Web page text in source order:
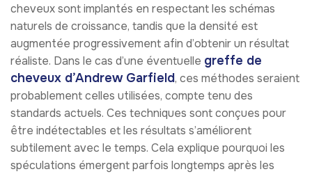
cheveux sont implantés en respectant les schémas
naturels de croissance, tandis que la densité est
augmentée progressivement afin d’obtenir un résultat
réaliste. Dans le cas d’une éventuelle greffe de
cheveux d’Andrew Garfield, ces méthodes seraient
probablement celles utilisées, compte tenu des
standards actuels. Ces techniques sont conçues pour
être indétectables et les résultats s’améliorent
subtilement avec le temps. Cela explique pourquoi les
spéculations émergent parfois longtemps après les